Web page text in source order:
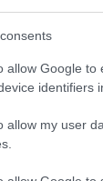
allow Google to
identifiers
allow my user
στο